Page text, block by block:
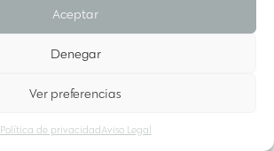
Aceptar
Denegar
Ver preferencias
Política de privacidadAviso Legal